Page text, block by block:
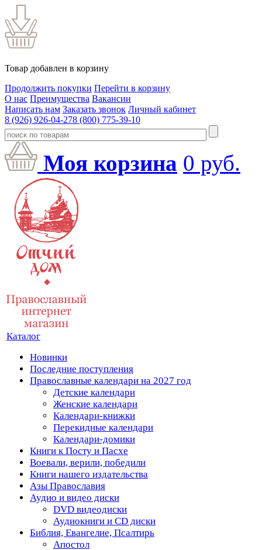
Товар добавлен в корзину
Продолжить покупки Перейти в корзину
О нас Преимущества Вакансии
Написать нам Заказать звонок Личный кабинет
8 (926) 926-04-278 (800) 775-39-10
Моя корзина 0 руб.
Каталог
Новинки
Последние поступления
Православные календари на 2027 год
Детские календари
Женские календари
Календари-книжки
Перекидные календари
Календари-домики
Книги к Посту и Пасхе
Воевали, верили, победили
Книги нашего издательства
Азы Православия
Аудио и видео диски
DVD видеодиски
Аудиокниги и CD диски
Библия, Евангелие, Псалтирь
Апостол